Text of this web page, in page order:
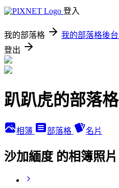
登入
我的部落格 我的部落格後台
登出
趴趴虎的部落格
相簿 部落格 名片
沙加緬度 的相簿照片